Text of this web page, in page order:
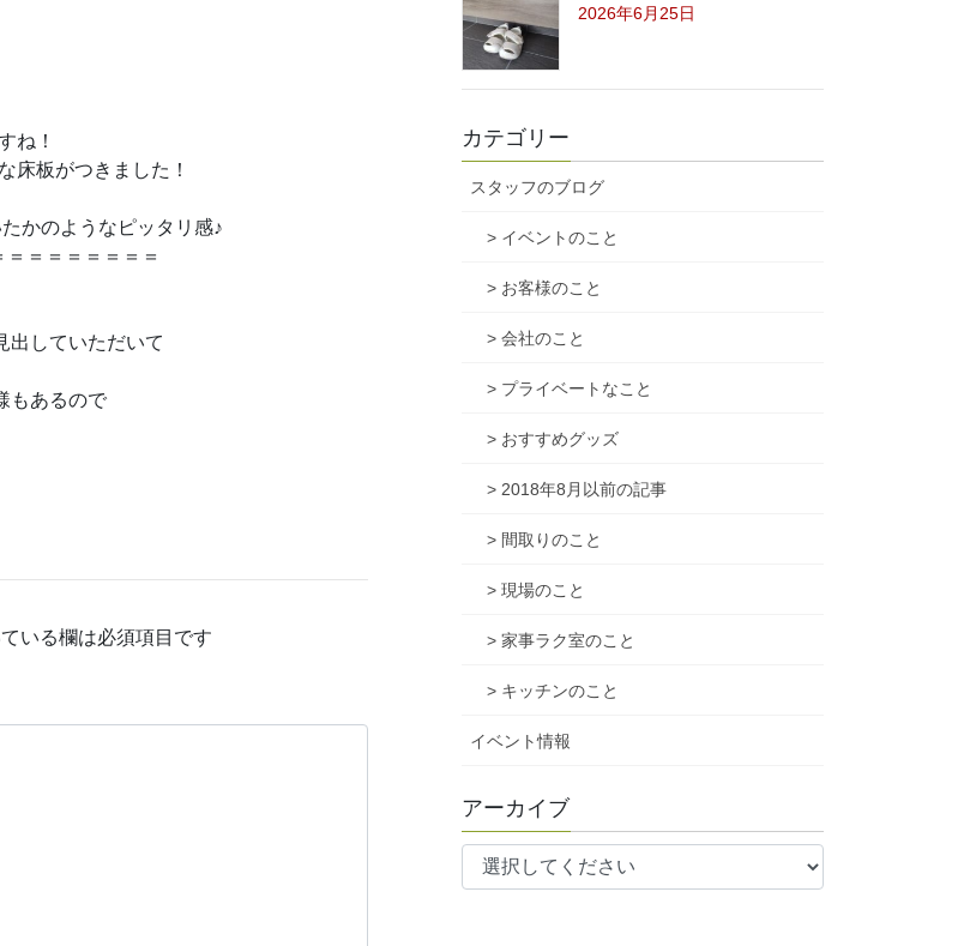
ね！
床板がつきました！
かのようなピッタリ感♪
＝＝＝＝＝＝＝
出していただいて
もあるので
いる欄は必須項目です
2026年6月25日
カテゴリー
スタッフのブログ
> イベントのこと
> お客様のこと
> 会社のこと
> プライベートなこと
> おすすめグッズ
> 2018年8月以前の記事
> 間取りのこと
> 現場のこと
> 家事ラク室のこと
> キッチンのこと
イベント情報
アーカイブ